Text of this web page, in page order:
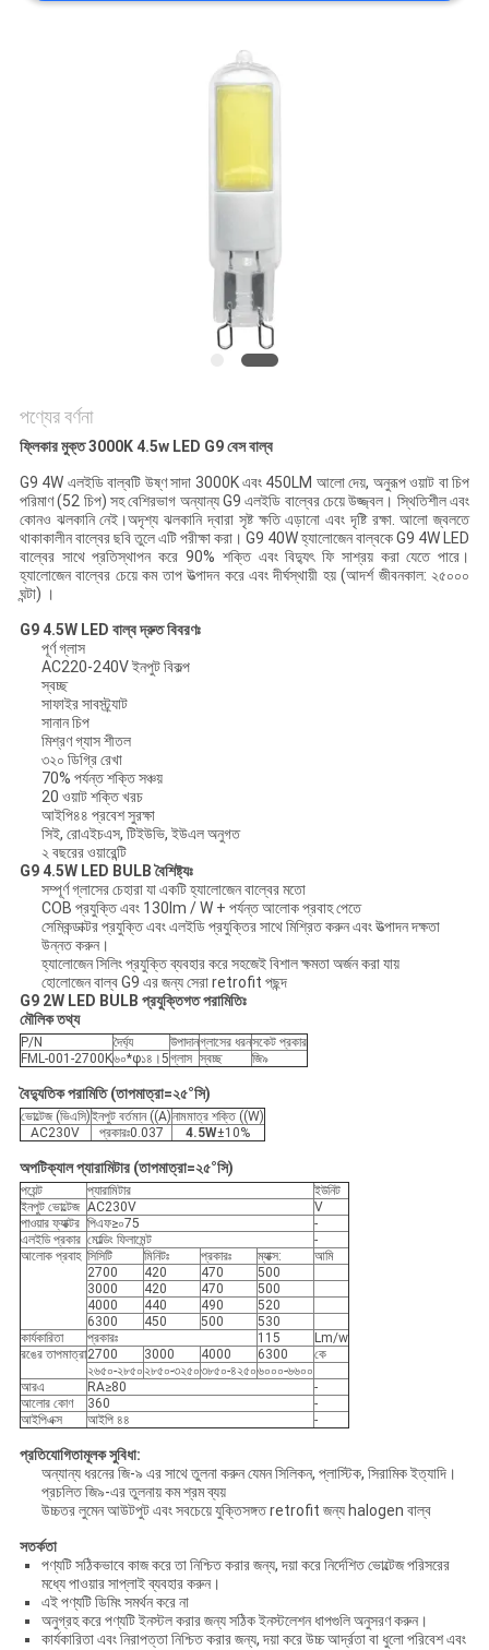
পণ্যের বর্ণনা
ফ্লিকার মুক্ত 3000K 4.5w LED G9 বেস বাল্ব
G9 4W এলইডি বাল্বটি উষ্ণ সাদা 3000K এবং 450LM আলো দেয়, অনুরূপ ওয়াট বা চিপ
পরিমাণ (52 চিপ) সহ বেশিরভাগ অন্যান্য G9 এলইডি বাল্বের চেয়ে উজ্জ্বল। স্থিতিশীল এবং
কোনও ঝলকানি নেই।অদৃশ্য ঝলকানি দ্বারা সৃষ্ট ক্ষতি এড়ানো এবং দৃষ্টি রক্ষা. আলো জ্বলতে
থাকাকালীন বাল্বের ছবি তুলে এটি পরীক্ষা করা। G9 40W হ্যালোজেন বাল্বকে G9 4W LED
বাল্বের সাথে প্রতিস্থাপন করে 90% শক্তি এবং বিদ্যুৎ ফি সাশ্রয় করা যেতে পারে।
হ্যালোজেন বাল্বের চেয়ে কম তাপ উত্পাদন করে এবং দীর্ঘস্থায়ী হয় (আদর্শ জীবনকাল: ২৫০০০
ঘন্টা) ।
G9 4.5W LED বাল্ব দ্রুত বিবরণঃ
পূর্ণ গ্লাস
AC220-240V ইনপুট বিকল্প
স্বচ্ছ
সাফাইর সাবস্ট্র্যাট
সানান চিপ
মিশ্রণ গ্যাস শীতল
৩২০ ডিগ্রি রেখা
70% পর্যন্ত শক্তি সঞ্চয়
20 ওয়াট শক্তি খরচ
আইপি৪৪ প্রবেশ সুরক্ষা
সিই, রোএইচএস, টিইউভি, ইউএল অনুগত
২ বছরের ওয়ারেন্টি
G9 4.5W LED BULB বৈশিষ্ট্যঃ
সম্পূর্ণ গ্লাসের চেহারা যা একটি হ্যালোজেন বাল্বের মতো
COB প্রযুক্তি এবং 130lm / W + পর্যন্ত আলোক প্রবাহ পেতে
সেমিকন্ডাক্টর প্রযুক্তি এবং এলইডি প্রযুক্তির সাথে মিশ্রিত করুন এবং উত্পাদন দক্ষতা
উন্নত করুন।
হ্যালোজেন সিলিং প্রযুক্তি ব্যবহার করে সহজেই বিশাল ক্ষমতা অর্জন করা যায়
হোলোজেন বাল্ব G9 এর জন্য সেরা retrofit পছন্দ
G9 2W LED BULB প্রযুক্তিগত পরামিতিঃ
মৌলিক তথ্য
P/N দৈর্ঘ্য উপাদানগ্লাসের ধরনসকেট প্রকার
FML-001-2700K৬০*φ১৪।5গ্লাস স্বচ্ছ জি৯
বৈদ্যুতিক পরামিতি (তাপমাত্রা=২৫°সি)
ভোল্টেজ (ভিএসি)ইনপুট বর্তমান ((A)নামমাত্র শক্তি ((W)
AC230V
প্রকারঃ0.037 4.5W±10%
অপটিক্যাল প্যারামিটার (তাপমাত্রা=২৫°সি)
পয়েন্ট প্যারামিটার
ইউনিট
ইনপুট ভোল্টেজ AC230V
V
পাওয়ার ফ্যাক্টর পিএফ≥০75
-
এলইডি প্রকার মোল্ডিং ফিলামেন্ট
-
আলোক প্রবাহ সিসিটি মিনিটঃ প্রকারঃ ম্যাক্স:
আমি
2700
420 470
500
3000
420 470
500
4000
440 490
520
6300
450 500
530
কার্যকারিতা
প্রকারঃ 115
Lm/w
রঙের তাপমাত্রা2700 3000 4000 6300
কে
২৬৫০-২৮৫০ ২৮৫০-৩২৫০৩৮৫০-৪২৫০৬০০০-৬৬০০
আরএ
RA≥80
-
আলোর কোণ
360
-
আইপিএক্স
আইপি ৪৪ -
প্রতিযোগিতামূলক সুবিধা:
অন্যান্য ধরনের জি-৯ এর সাথে তুলনা করুন যেমন সিলিকন, প্লাস্টিক, সিরামিক ইত্যাদি।
প্রচলিত জি৯-এর তুলনায় কম শ্রম ব্যয়
উচ্চতর লুমেন আউটপুট এবং সবচেয়ে যুক্তিসঙ্গত retrofit জন্য halogen বাল্ব
সতর্কতা
পণ্যটি সঠিকভাবে কাজ করে তা নিশ্চিত করার জন্য, দয়া করে নির্দেশিত ভোল্টেজ পরিসরের
মধ্যে পাওয়ার সাপ্লাই ব্যবহার করুন।
এই পণ্যটি ডিমিং সমর্থন করে না
অনুগ্রহ করে পণ্যটি ইনস্টল করার জন্য সঠিক ইনস্টলেশন ধাপগুলি অনুসরণ করুন।
কার্যকারিতা এবং নিরাপত্তা নিশ্চিত করার জন্য, দয়া করে উচ্চ আর্দ্রতা বা ধুলো পরিবেশ এবং